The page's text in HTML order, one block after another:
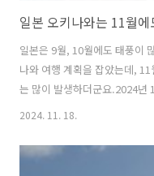
일본 오키나와는 11월
일본은 9월, 10월에도 태풍이
나와 여행 계획을 잡았는데,
는 많이 발생하더군요.2024년
나와 주변으로 발생.11월에 태
인데 이동속도가 25호보다 24
려고 계획 잡은 일정에 조금
2024. 11. 18.